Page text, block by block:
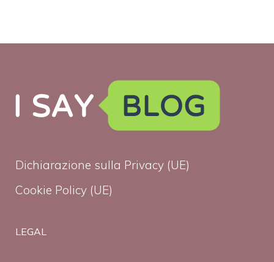
Dichiarazione sulla Privacy (UE)
Cookie Policy (UE)
LEGAL